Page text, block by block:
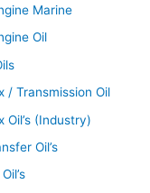
Marine
Oil
/ Transmission Oil
Oil’s (Industry)
Oil’s